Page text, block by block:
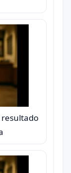
resultado